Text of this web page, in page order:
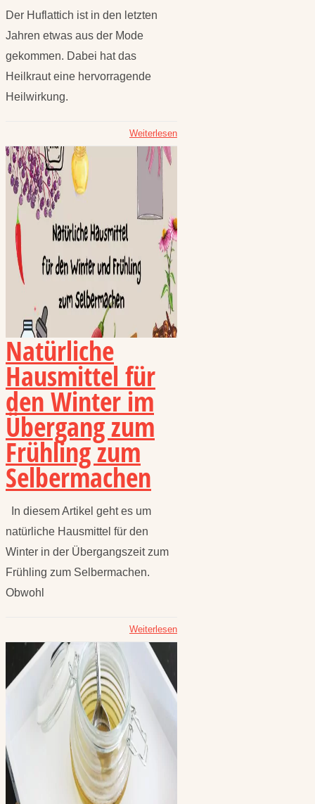
Der Huflattich ist in den letzten
Jahren etwas aus der Mode
gekommen. Dabei hat das
Heilkraut eine hervorragende
Heilwirkung.
Weiterlesen
Natürliche
Hausmittel für
den Winter im
Übergang zum
Frühling zum
Selbermachen
In diesem Artikel geht es um
natürliche Hausmittel für den
Winter in der Übergangszeit zum
Frühling zum Selbermachen.
Obwohl
Weiterlesen